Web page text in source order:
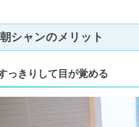
シャンのメリット
っきりして目が覚める